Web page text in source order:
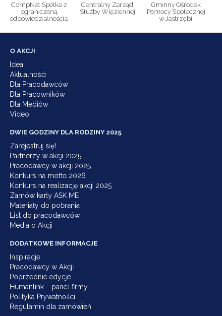
CompNet Spółka z
ograniczoną
odpowiedzialnością
Centralny Zarząd
Służby Więziennej
Gminny Ośrodek
Pomocy Społecznej
w Jastrzębi
O AKCJI
Idea
Aktualności
Dla Pracodawców
Dla Pracowników
Dla Mediów
Video
DWIE GODZINY DLA RODZINY 2025
Zarejestruj się!
Partnerzy w akcji 2025
Pracodawcy w akcji 2025
Konkurs na motto 2026
Konkurs na realizację akcji 2025
Zamów karty ASK ME
Materiały do pobrania
List do pracodawców
Media o Akcji
DODATKOWE INFORMACJE
Inspiracje
Pracodawcy w Akcji
Poprzednie edycje
Humanlink – panel firmy
Polityka Prywatności
Regulamin dla zamówień